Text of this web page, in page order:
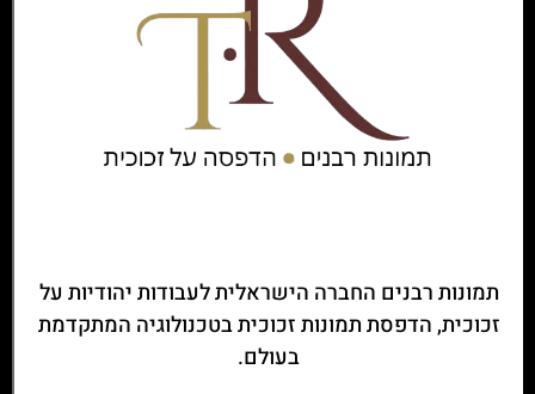
תמונות רבנים החברה הישראלית לעבודות יהודיות על
זכוכית, הדפסת תמונות זכוכית בטכנולוגיה המתקדמת
בעולם.